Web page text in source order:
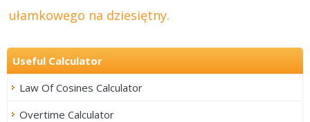
ułamkowego na dziesiętny.
Useful Calculator
Law Of Cosines Calculator
Overtime Calculator